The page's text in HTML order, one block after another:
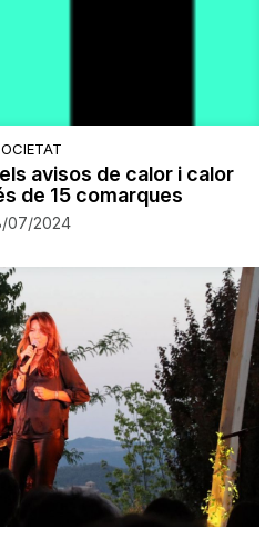
avisos de calor i calor
de 15 comarques
07/2024